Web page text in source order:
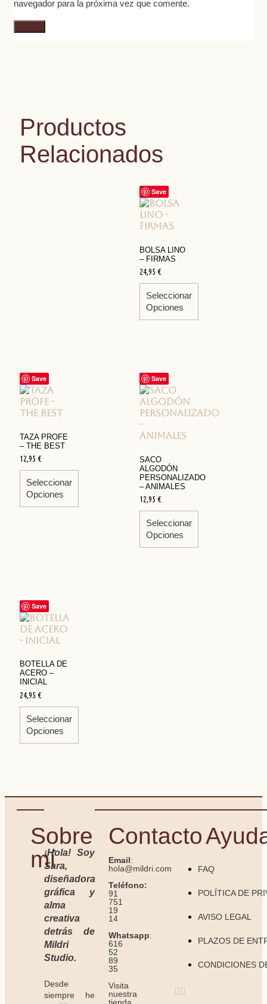
navegador para la próxima vez que comente.
Productos
Relacionados
Save
BOLSA LINO
– FIRMAS
24,95 €
Seleccionar
Opciones
Save
TAZA PROFE
– THE BEST
12,95 €
Seleccionar
Opciones
Save
SACO
ALGODÓN
PERSONALIZADO
– ANIMALES
12,95 €
Seleccionar
Opciones
Save
BOTELLA DE
ACERO –
INICIAL
24,95 €
Seleccionar
Opciones
Sobre
mí¡Hola! Soy
Sara,
diseñadora
gráfica y
alma
creativa
detrás de
Mildri
Studio.
Desde
siempre he
Contacto
Email:
hola@mildri.com
Teléfono:
91
751
19
14
Whatsapp:
616
52
89
35
Visita
nuestra
FAQ
POLÍTICA DE
AVISO LEGAL
PLAZOS DE
CONDICIONES